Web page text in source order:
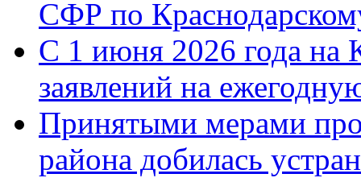
СФР по
С 1 июня 2026 года на
заявлений на
Принятыми мерами
района добилась